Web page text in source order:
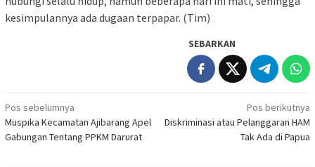
kesimpulannya ada dugaan terpapar. (Tim)
SEBARKAN
Navigasi
pos
Pos sebelumnya
Muspika Kecamatan Ajibarang Apel
Gabungan Tentang PPKM Darurat
Pos berikutnya
Diskriminasi atau Pelanggaran HAM
Tak Ada di Papua